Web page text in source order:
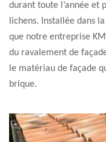
durant toute l’année et
lichens. Installée dans
que notre entreprise
du ravalement de
le matériau de façade
brique.